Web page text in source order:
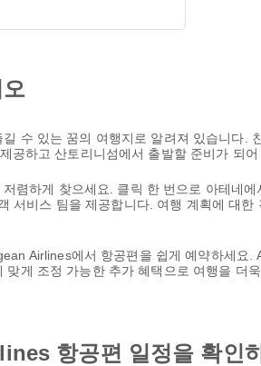
수 있는 꿈의 여행지로 알려져 있습니다.
하고 산토리니섬에서 출발할 준비가 되어
렴하게 찾으세요. 클릭 한 번으로 아테네
비스 팀을 제공합니다. 여행 계획에 대
Airlines에서 항공편을 쉽게 예약하세요.
게 조정 가능한 추가 혜택으로 여행을 더
항공편 일정을 확인